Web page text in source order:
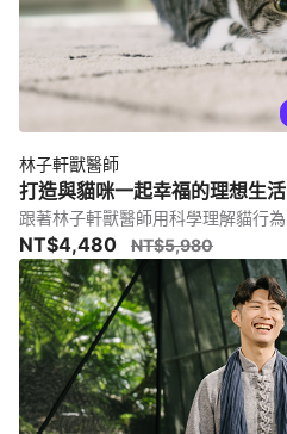
林子軒獸醫師
打造與貓咪一起幸福的理想生活
跟著林子軒獸醫師用科學理解貓行為
NT$4,480 NT$5,980